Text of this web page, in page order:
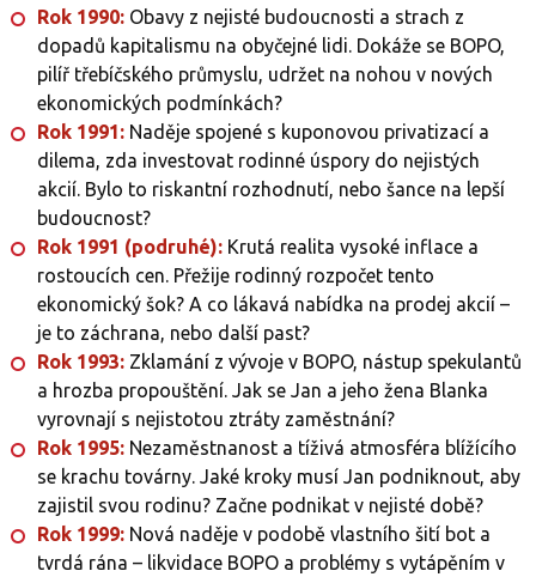
Rok 1990: Obavy z nejisté budoucnosti a strach z
dopadů kapitalismu na obyčejné lidi. Dokáže se BOPO,
pilíř třebíčského průmyslu, udržet na nohou v nových
ekonomických podmínkách?
Rok 1991: Naděje spojené s kuponovou privatizací a
dilema, zda investovat rodinné úspory do nejistých
akcií. Bylo to riskantní rozhodnutí, nebo šance na lepší
budoucnost?
Rok 1991 (podruhé):Krutá realita vysoké inflace a
rostoucích cen. Přežije rodinný rozpočet tento
ekonomický šok? A co lákavá nabídka na prodej akcií –
je to záchrana, nebo další past?
Rok 1993: Zklamání z vývoje v BOPO, nástup spekulantů
a hrozba propouštění. Jak se Jan a jeho žena Blanka
vyrovnají s nejistotou ztráty zaměstnání?
Rok 1995:Nezaměstnanost a tíživá atmosféra blížícího
se krachu továrny. Jaké kroky musí Jan podniknout, aby
zajistil svou rodinu? Začne podnikat v nejisté době?
Rok 1999:Nová naděje v podobě vlastního šití bot a
tvrdá rána – likvidace BOPO a problémy s vytápěním v